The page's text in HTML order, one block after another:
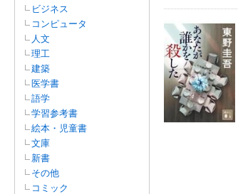
ビジネス
コンピュータ
人文
理工
建築
医学書
語学
学習参考書
絵本・児童書
文庫
新書
その他
コミック